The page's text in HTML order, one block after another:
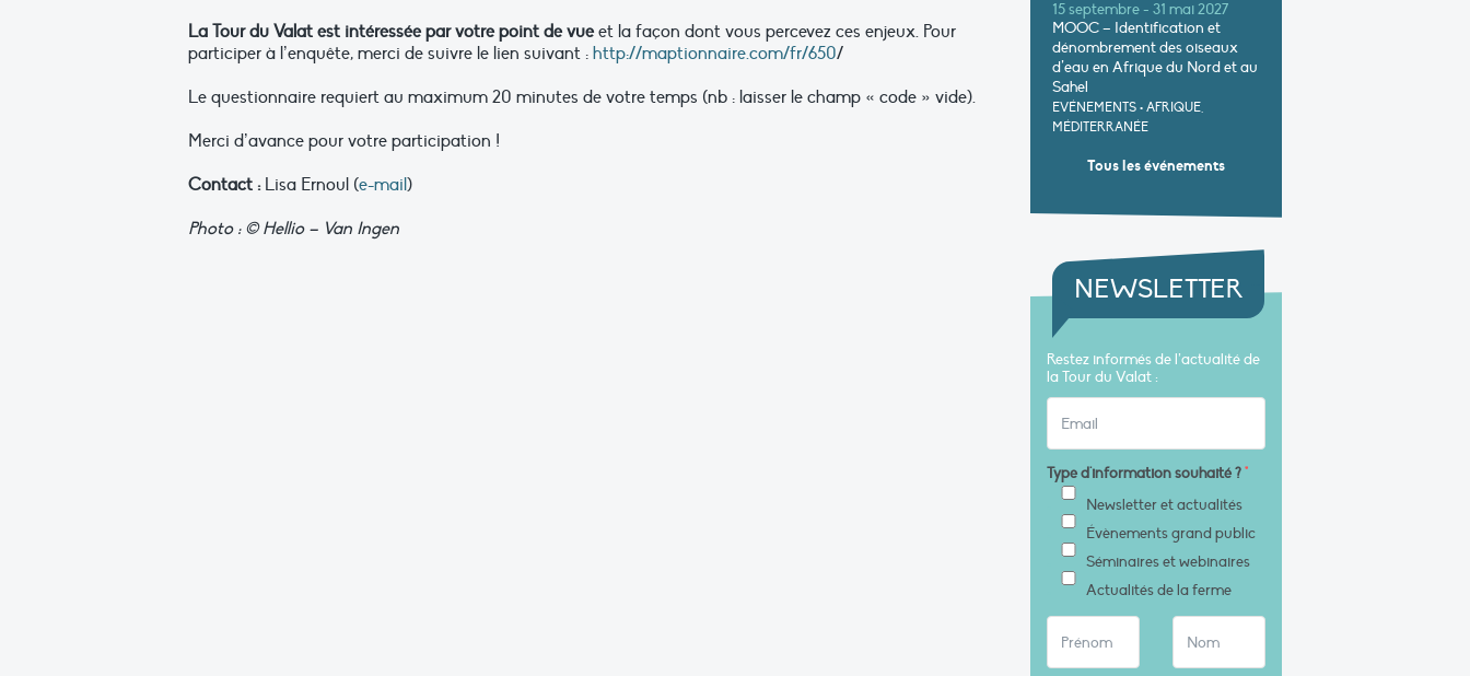
La Tour du Valat est intéressée par votre point de vueet la façon dont vous percevez ces enjeux. Pour
participer à l’enquête, merci de suivre le lien suivant : http://maptionnaire.com/fr/650/
Le questionnaire requiert au maximum 20 minutes de votre temps (nb : laisser le champ « code » vide).
Merci d’avance pour votre participation !
Contact :Lisa Ernoul (e-mail)
Photo : © Hellio – Van Ingen
15 septembre - 31 mai 2027
MOOC – Identification et
dénombrement des oiseaux
d’eau en Afrique du Nord et au
Sahel
EVÉNEMENTS • AFRIQUE,
MÉDITERRANÉE
Tous les événements
NEWSLETTER
Restez informés de l’actualité de
la Tour du Valat :
Type d'information souhaité ?*
Newsletter et actualités
Évènements grand public
Séminaires et webinaires
Actualités de la ferme